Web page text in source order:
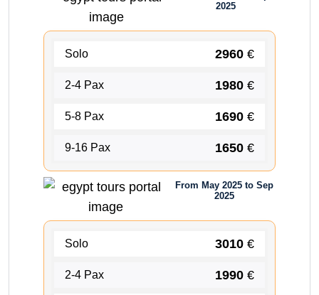
2025
Solo 2960 €
2-4 Pax 1980 €
5-8 Pax 1690 €
9-16 Pax 1650 €
From May 2025 to Sep
2025
Solo 3010 €
2-4 Pax 1990 €